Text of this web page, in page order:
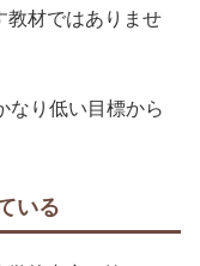
教材ではありませ
なり低い目標から
いる